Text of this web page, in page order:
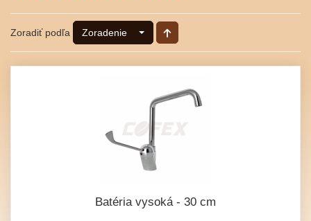
Zoradiť podľa Zoradenie
Batéria vysoká - 30 cm